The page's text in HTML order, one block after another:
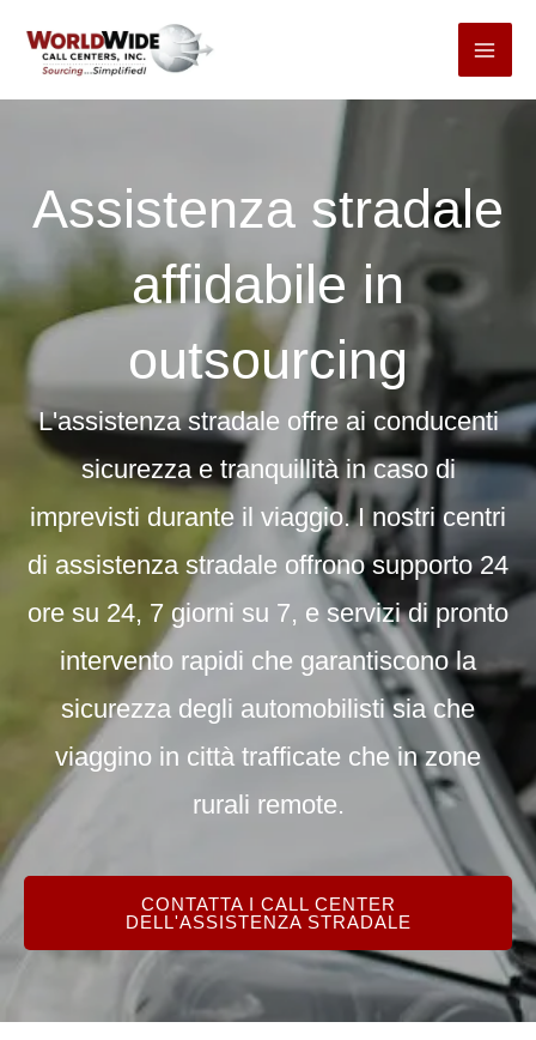
Assistenza stradale
affidabile in
outsourcing
L'assistenza stradale offre ai conducenti
sicurezza e tranquillità in caso di
imprevisti durante il viaggio. I nostri centri
di assistenza stradale offrono supporto 24
ore su 24, 7 giorni su 7, e servizi di pronto
intervento rapidi che garantiscono la
sicurezza degli automobilisti sia che
viaggino in città trafficate che in zone
rurali remote.
CONTATTA I CALL CENTER
DELL'ASSISTENZA STRADALE